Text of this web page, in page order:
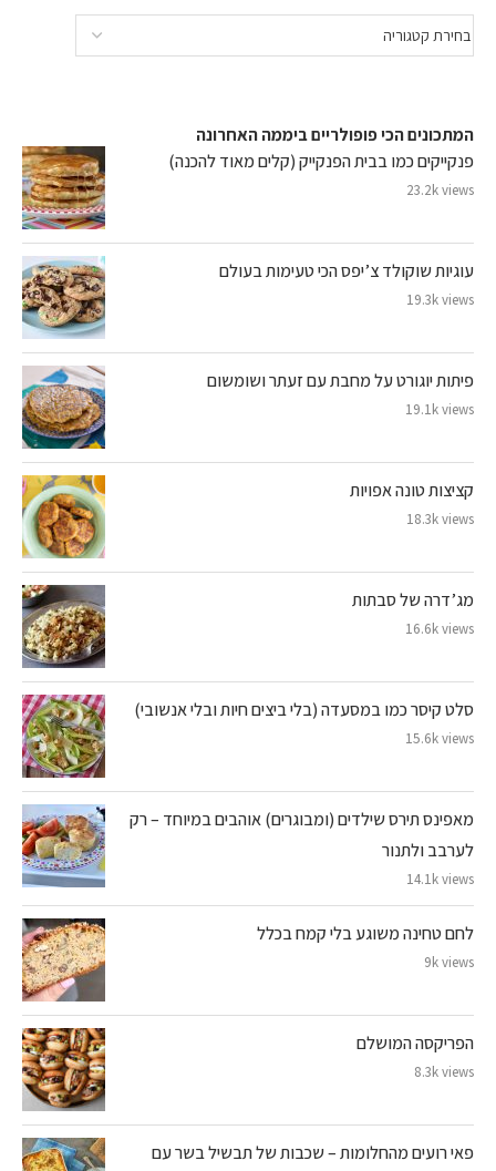
המתכונים הכי פופולריים ביממה האחרונה
פנקייקים כמו בבית הפנקייק (קלים מאוד להכנה)
23.2k views
עוגיות שוקולד צ’יפס הכי טעימות בעולם
19.3k views
פיתות יוגורט על מחבת עם זעתר ושומשום
19.1k views
קציצות טונה אפויות
18.3k views
מג’דרה של סבתות
16.6k views
סלט קיסר כמו במסעדה (בלי ביצים חיות ובלי אנשובי)
15.6k views
מאפינס תירס שילדים (ומבוגרים) אוהבים במיוחד – רק
לערבב ולתנור
14.1k views
לחם טחינה משוגע בלי קמח בכלל
9k views
הפריקסה המושלם
8.3k views
פאי רועים מהחלומות – שכבות של תבשיל בשר עם